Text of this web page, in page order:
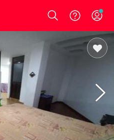
Login